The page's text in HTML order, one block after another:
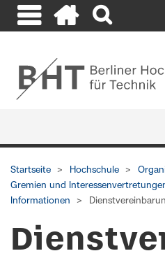
Startseite Hochschule
Gremien und
Informationen